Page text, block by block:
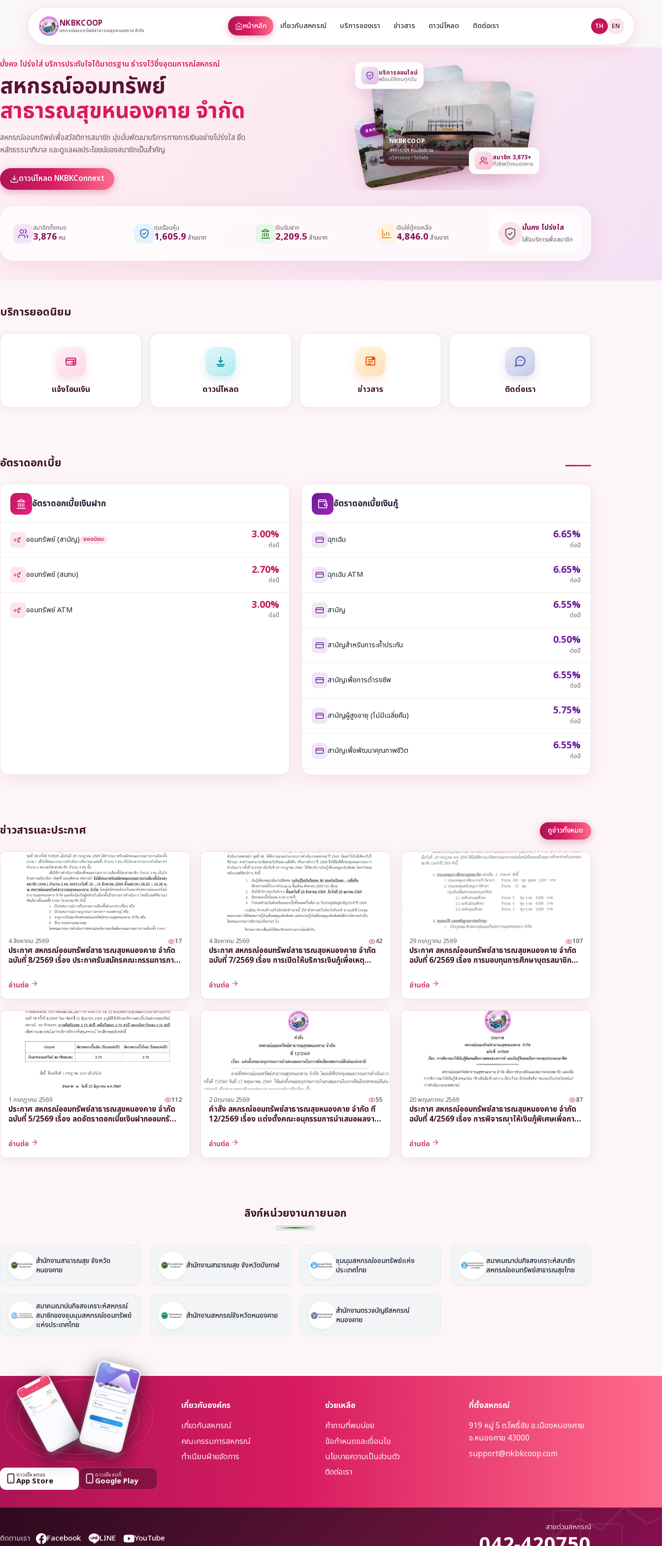
NKBKCOOP
สหกรณ์ออมทรัพย์สาธารณสุขหนองคาย จำกัด หน้าหลัก เกี่ยวกับสหกรณ์ บริการของเรา ข่าวสาร ดาวน์โหลด ติดต่อเรา TH EN
มั่งคง โปร่งใส่ บริการประทับใจได้มาตรฐาน ธำรงไว้ซึ่งอุดมการณ์สหกรณ์
สหกรณ์ออมทรัพย์
สาธารณสุขหนองคาย จำกัด
สหกรณ์ออมทรัพย์เพื่อสวัสดิการสมาชิก มุ่งมั่นพัฒนาบริการทางการเงินอย่างโปร่งใส ยึด
หลักธรรมาภิบาล และดูแลผลประโยชน์ของสมาชิกเป็นสำคัญ
ดาวน์โหลด NKBKConnext
สหกรณ์ • เปิดบริการ
NKBKCOOP
สหกรณ์ฯ หนองคาย
บริการครบ • โปร่งใส
บริการออนไลน์
พร้อมใช้งานทุกวัน
สมาชิก 3,873+
ทั่วจังหวัดหนองคาย
สมาชิกทั้งหมด
3,876 คน
ทุนเรือนหุ้น
1,605.9 ล้านบาท
เงินรับฝาก
2,209.5 ล้านบาท
เงินให้กู้คงเหลือ
4,846.0 ล้านบาท
มั่นคง โปร่งใส
ใส่ใจบริการเพื่อสมาชิก
บริการยอดนิยม
แจ้งโอนเงิน ดาวน์โหลด ข่าวสาร ติดต่อเรา
อัตราดอกเบี้ย
อัตราดอกเบี้ยเงินฝาก
ออมทรัพย์ (สามัญ) ยอดนิยม 3.00%
ต่อปี
ออมทรัพย์ (สมทบ) 2.70%
ต่อปี
ออมทรัพย์ ATM 3.00%
ต่อปี
อัตราดอกเบี้ยเงินกู้
ฉุกเฉิน 6.65%
ต่อปี
ฉุกเฉิน ATM 6.65%
ต่อปี
สามัญ 6.55%
ต่อปี
สามัญสำหรับภาระค้ำประกัน 0.50%
ต่อปี
สามัญเพื่อการดำรงชีพ 6.55%
ต่อปี
สามัญผู้สูงอายุ (ไม่มีเฉลี่ยคืน) 5.75%
ต่อปี
สามัญเพื่อพัฒนาคุณภาพชีวิต 6.55%
ต่อปี
ต่อปี
พิเศษโดยใช้หุ้นค้ำประกัน 6.00%
ต่อปี
พิเศษเพื่อการศึกษา
พิเศษเพื่อการเคหะสงเคราะห์ 6.35%
ข่าวสารและประกาศ ดูข่าวทั้งหมด
4 สิงหาคม 2569 17
ประกาศ สหกรณ์ออมทรัพย์สาธารณสุขหนองคาย จำกัด
ฉบับที่ 8/2569 เรื่อง ประกาศรับสมัครคณะกรรมการการ
อ่านต่อ
4 สิงหาคม 2569 42
ประกาศ สหกรณ์ออมทรัพย์สาธารณสุขหนองคาย จำกัด
ฉบับที่ 7/2569 เรื่อง การเปิดให้บริการเงินกู้เพื่อเหตุ
อ่านต่อ
29 กรกฎาคม 2569 107
ประกาศ สหกรณ์ออมทรัพย์สาธารณสุขหนองคาย จำกัด
ฉบับที่ 6/2569 เรื่อง การมอบทุนการศึกษาบุตรสมาชิก
อ่านต่อ
1 กรกฎาคม 2569 112
ประกาศ สหกรณ์ออมทรัพย์สาธารณสุขหนองคาย จำกัด
ฉบับที่ 5/2569 เรื่อง ลดอัตราดอกเบี้ยเงินฝากออมทรัพย์
อ่านต่อ
2 มิถุนายน 2569 55
คำสั่ง สหกรณ์ออมทรัพย์สาธารณสุขหนองคาย จำกัด ที่
12/2569 เรื่อง แต่งตั้งคณะอนุกรรมการนำเสนอผลงาน
อ่านต่อ
20 พฤษภาคม 2569 87
ประกาศ สหกรณ์ออมทรัพย์สาธารณสุขหนองคาย จำกัด
ฉบับที่ 4/2569 เรื่อง การพิจารณาให้เงินกู้พิเศษเพื่อการ
อาชีพ
อ่านต่อ
ลิงก์หน่วยงานภายนอก
สำนักงานสาธารณสุข จังหวัด
หนองคาย
สำนักงานสาธารณสุข จังหวัดบึงกาฬ
ชุมนุมสหกรณ์ออมทรัพย์แห่ง
ประเทศไทย
สมาคมฌาปนกิจสงเคราะห์สมาชิก
สหกรณ์ออมทรัพย์สาธารณสุขไทย
สมาคมฌาปนกิจสงเคราะห์สหกรณ์
สมาชิกของชุมนุมสหกรณ์ออมทรัพย์
แห่งประเทศไทย
สำนักงานสหกรณ์จังหวัดหนองคาย
สำนักงานตรวจบัญชีสหกรณ์
หนองคาย
ดาวน์โหลดบน
App Store
ดาวน์โหลดที่
Google Play
เกี่ยวกับองค์กร
เกี่ยวกับสหกรณ์
คณะกรรมการสหกรณ์
ทำเนียบฝ่ายจัดการ
ช่วยเหลือ
คำถามที่พบบ่อย
ข้อกำหนดและเงื่อนไข
นโยบายความเป็นส่วนตัว
ติดต่อเรา
ที่ตั้งสหกรณ์
919 หมู่ 5 ต.โพธิ์ชัย อ.เมืองหนองคาย
จ.หนองคาย 43000
support@nkbkcoop.com
ติดตามเรา Facebook LINE YouTube
สายด่วนสหกรณ์